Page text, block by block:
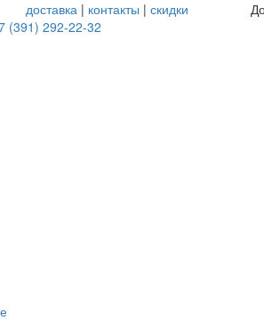
доставка | контакты |скидки
(391) 292-22-32